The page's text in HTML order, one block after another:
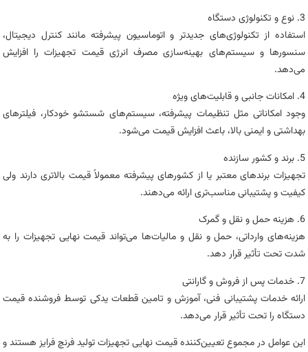
3. نوع و تکنولوژی دستگاه
استفاده از تکنولوژی‌های جدیدتر و اتوماسیون پیشرفته مانند کنترل دیجیتال،
سنسورها و سیستم‌های بهینه‌سازی مصرف انرژی قیمت تجهیزات را افزایش
می‌دهد.
4. امکانات جانبی و قابلیت‌های ویژه
وجود امکاناتی مثل تنظیمات پیشرفته، سیستم‌های شستشو خودکار، فیلترهای
بهداشتی و ایمنی بالا، باعث افزایش قیمت می‌شود.
5. برند و کشور سازنده
تجهیزات برندهای معتبر یا از کشورهای پیشرفته معمولاً قیمت بالاتری دارند ولی
کیفیت و پشتیبانی مناسب‌تری ارائه می‌دهند.
6. هزینه حمل و نقل و گمرک
هزینه‌های وارداتی، حمل و نقل و مالیات‌ها می‌تواند قیمت نهایی تجهیزات را به
شدت تحت تأثیر قرار دهد.
7. خدمات پس از فروش و گارانتی
ارائه خدمات پشتیبانی فنی، آموزش و تامین قطعات یدکی توسط فروشنده قیمت
دستگاه را تحت تأثیر قرار می‌دهد.
این عوامل در مجموع تعیین‌کننده قیمت نهایی تجهیزات تولید فرنچ فرایز هستند و